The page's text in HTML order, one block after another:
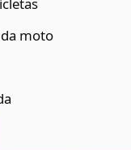
moto